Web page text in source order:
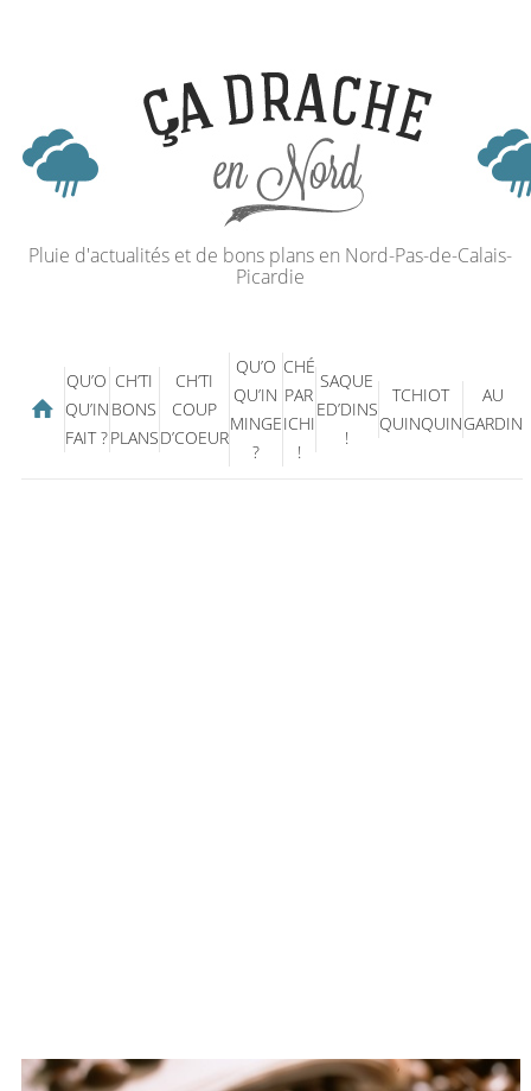
Pluie d'actualités et de bons plans en Nord-Pas-de-Calais-
Picardie
QU’O
QU’IN
FAIT ?
CH’TI
BONS
PLANS
CH’TI
COUP
D’COEUR
QU’O
QU’IN
MINGE
?
CHÉ
PAR
ICHI
!
SAQUE
ED’DINS
!
TCHIOT
QUINQUIN
AU
GARDIN